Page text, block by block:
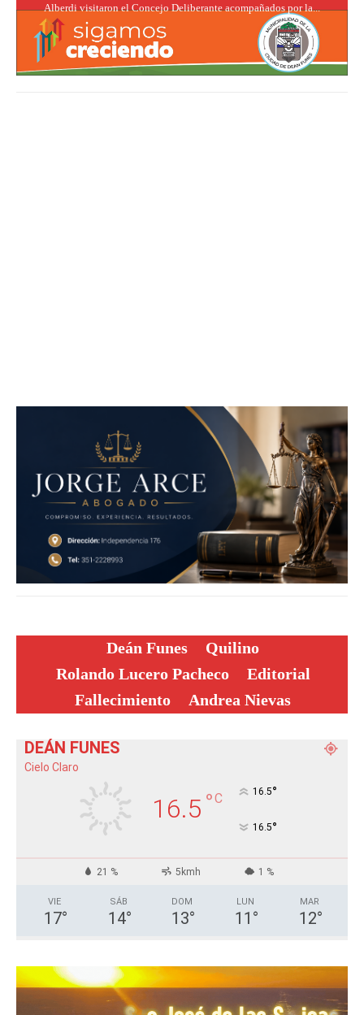
Alberdi visitaron el Concejo Deliberante acompañados por la...
Deán Funes
Quilino
Rolando Lucero Pacheco
Editorial
Fallecimiento
Andrea Nievas
DEÁN FUNES
Cielo Claro
16.5 °C 16.5°
16.5°
21 % 5kmh 1 %
VIE
17°
SÁB
14°
DOM
13°
LUN
11 °
MAR
12°